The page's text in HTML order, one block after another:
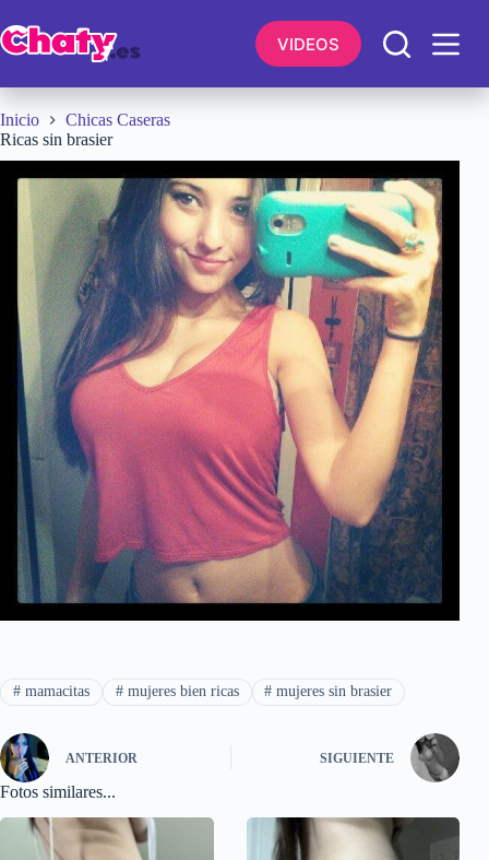
al
contenido
VIDEOS
Inicio
Chicas Caseras
Ricas sin brasier
#mamacitas #mujeres bien ricas # mujeres sin brasier
ANTERIOR SIGUIENTE
Fotos similares...